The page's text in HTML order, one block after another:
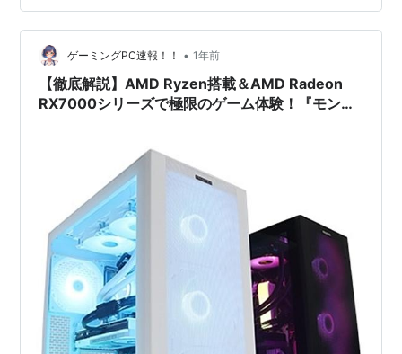
新的ゲーミングPCの世界 驚異のパフォーマンスを実現す
るAMD Ryzen™ 9 9000X3D ASUS ProArt X870E-
CREATOR WIFIで極める安定…
ゲーミングPC速報！！ • 1年前
【徹底解説】AMD Ryzen搭載＆AMD Radeon
RX7000シリーズで極限のゲーム体験！『モンス